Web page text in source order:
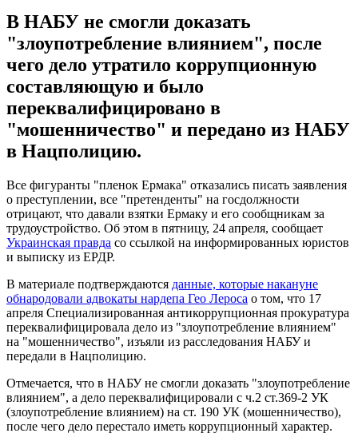
В НАБУ не смогли доказать
"злоупотребление влиянием", после
чего дело утратило коррупционную
составляющую и было
переквалифицировано в
"мошенничество" и передано из НАБУ
в Нацполицию.
Все фигуранты "пленок Ермака" отказались писать заявления
о преступлении, все "претенденты" на госдолжности
отрицают, что давали взятки Ермаку и его сообщникам за
трудоустройство. Об этом в пятницу, 24 апреля, сообщает
Украинская правда со ссылкой на информированных юристов
и выписку из ЕРДР.
В материале подтверждаются данные, которые накануне
обнародовали адвокаты нардепа Гео Лероса о том, что 17
апреля Специализированная антикоррупционная прокуратура
переквалифицировала дело из "злоупотребление влиянием"
на "мошенничество", изъяли из расследования НАБУ и
передали в Нацполицию.
Отмечается, что в НАБУ не смогли доказать "злоупотребление
влиянием", а дело переквалифицировали с ч.2 ст.369-2 УК
(злоупотребление влиянием) на ст. 190 УК (мошенничество),
после чего дело перестало иметь коррупционный характер.